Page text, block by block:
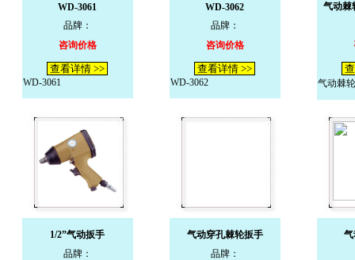
WD-3061
品牌：
咨询价格
查看详情 >>
WD-3061
WD-3062
品牌：
咨询价格
查看详情 >>
WD-3062
气动棘
气动棘
1/2”气动扳手
品牌：
气动穿孔棘轮扳手
品牌：